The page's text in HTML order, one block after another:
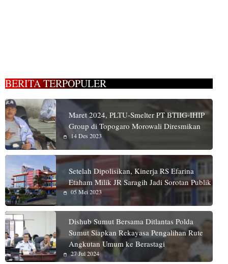
BERITA TERPOPULER
Maret 2024, PLTU-Smelter PT BTIIG-IHIP
Group di Topogaro Morowali Diresmikan
14 Des 2023
Setelah Dipolisikan, Kinerja RS Efarina
Etaham Milik JR Saragih Jadi Sorotan Publik
05 Mei 2023
Dishub Sumut Bersama Ditlantas Polda
Sumut Siapkan Rekayasa Pengalihan Rute
Angkutan Umum ke Berastagi
27 Jul 2024